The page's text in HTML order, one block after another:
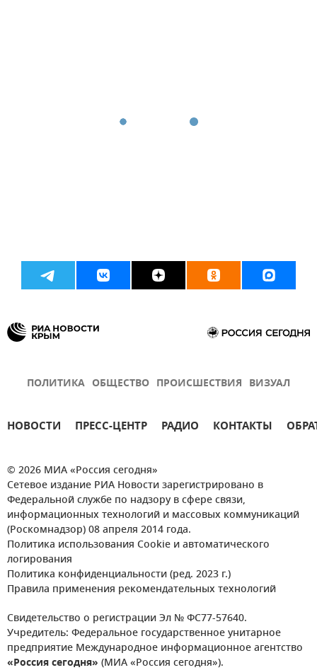
ПОЛИТИКА ОБЩЕСТВО ПРОИСШЕСТВИЯ ВИЗУАЛ
НОВОСТИ ПРЕСС-ЦЕНТР РАДИО КОНТАКТЫ
© 2026 МИА «Россия сегодня»
Сетевое издание РИА Новости зарегистрировано в
Федеральной службе по надзору в сфере связи,
информационных технологий и массовых коммуникаций
(Роскомнадзор) 08 апреля 2014 года.
Политика использования Cookie и автоматического
логирования
Политика конфиденциальности (ред. 2023 г.)
Правила применения рекомендательных технологий
Свидетельство о регистрации Эл № ФС77-57640.
Учредитель: Федеральное государственное унитарное
предприятие Международное информационное агентство
«Россия сегодня» (МИА «Россия сегодня»).